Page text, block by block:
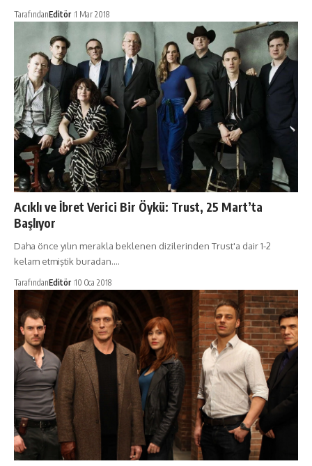
TarafındanEditör 1 Mar 2018
Acıklı ve İbret Verici Bir Öykü: Trust, 25 Mart’ta
Başlıyor
Daha önce yılın merakla beklenen dizilerinden Trust'a dair 1-2
kelam etmiştik buradan.…
TarafındanEditör 10 Oca 2018